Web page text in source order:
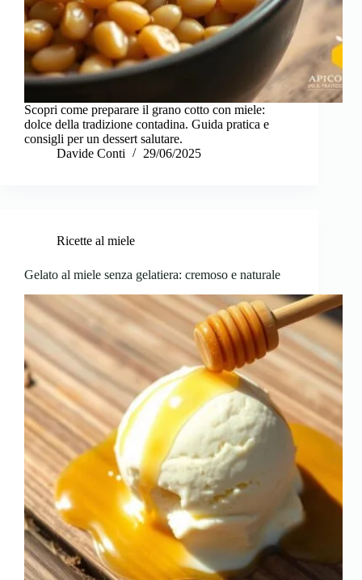
Scopri come preparare il grano cotto con miele:
dolce della tradizione contadina. Guida pratica e
consigli per un dessert salutare.
Davide Conti
29/06/2025
Ricette al miele
Gelato al miele senza gelatiera: cremoso e naturale